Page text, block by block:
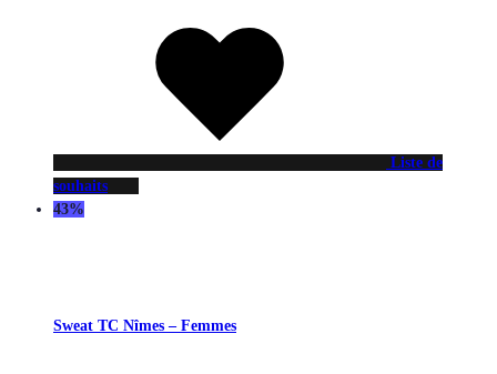
Liste de
souhaits
43%
Sweat TC Nîmes – Femmes